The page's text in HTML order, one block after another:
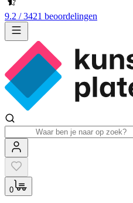
9.2 / 3421 beoordelingen
0